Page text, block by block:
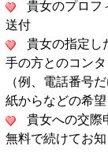
貴女のプロ
送付
貴女の指定し
手の方とのコンタ
（例、電話番号
紙からなどの希望
貴女への交際
無料で続けてお